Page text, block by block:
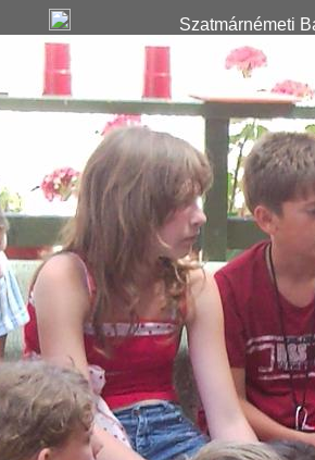
Szatmárnémeti